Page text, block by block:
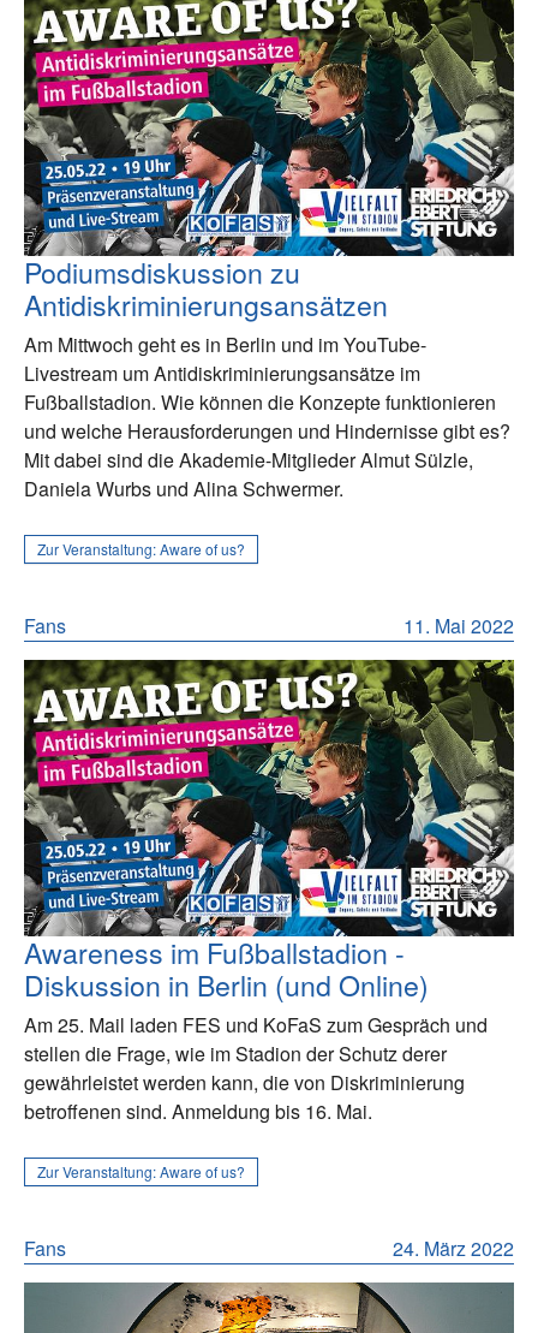
Podiumsdiskussion zu
Antidiskriminierungsansätzen
Am Mittwoch geht es in Berlin und im YouTube-
Livestream um Antidiskriminierungsansätze im
Fußballstadion. Wie können die Konzepte funktionieren
und welche Herausforderungen und Hindernisse gibt es?
Mit dabei sind die Akademie-Mitglieder Almut Sülzle,
Daniela Wurbs und Alina Schwermer.
Zur Veranstaltung:Aware of us?
11. Mai 2022
Fans
Awareness im Fußballstadion -
Diskussion in Berlin (und Online)
Am 25. Mail laden FES und KoFaS zum Gespräch und
stellen die Frage, wie im Stadion der Schutz derer
gewährleistet werden kann, die von Diskriminierung
betroffenen sind. Anmeldung bis 16. Mai.
Zur Veranstaltung:Aware of us?
24. März 2022
Fans